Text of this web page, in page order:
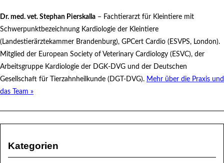
Dr. med. vet. Stephan Pierskalla – Fachtierarzt für Kleintiere mit
Schwerpunktbezeichnung Kardiologie der Kleintiere
(Landestierärztekammer Brandenburg), GPCert Cardio (ESVPS, London).
Mitglied der European Society of Veterinary Cardiology (ESVC), der
Arbeitsgruppe Kardiologie der DGK-DVG und der Deutschen
Gesellschaft für Tierzahnheilkunde (DGT-DVG). Mehr über die Praxis und
das Team »
Kategorien